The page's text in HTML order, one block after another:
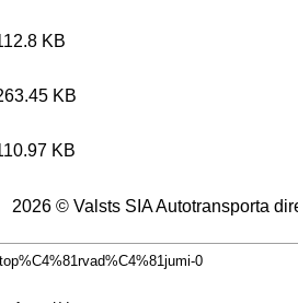
KB
KB
KB
2026 © Valsts SIA Autotransporta
0